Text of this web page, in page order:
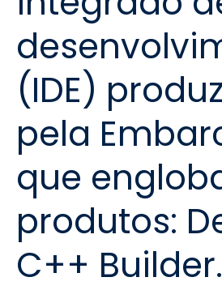
(IDE)
pela
que
produtos:
C++ Builder.